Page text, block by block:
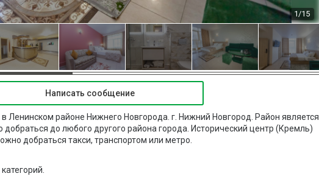
1/15
Написать сообщение
в Ленинском районе Нижнего Новгорода. г. Нижний Новгород. Район является
до любого другого района города. Исторический центр (Кремль)
добраться такси, транспортом или метро.